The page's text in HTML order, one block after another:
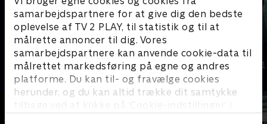
samarbejdspartnere for at give dig den bedste
oplevelse af TV 2 PLAY, til statistik og til at
målrette annoncer til dig. Vores
samarbejdspartnere kan anvende cookie-data til
målrettet markedsføring på egne og andres
platforme. Du kan til- og fravælge cookies
herunder, og du kan altid trække dit samtykke
tilbage ved at klikke på ’Cookie-indstillinger’ i
Politiet tæt på
Dokumentar • 3 sæsoner
Razzia
Dokumentar •